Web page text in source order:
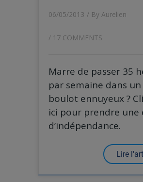
06/05/2013 / By Aurelien
/ 17 COMMENTS
Marre de passer 35
par semaine dans un
boulot ennuyeux ?
ici pour prendre une
d’indépendance.
Lire